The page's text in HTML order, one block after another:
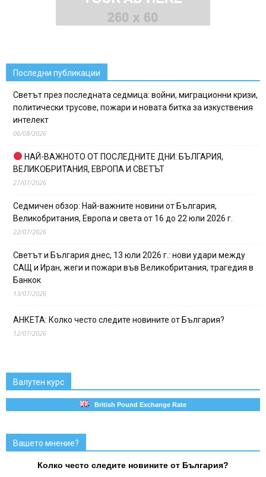
Последни публикации
Светът през последната седмица: войни, миграционни кризи,
политически трусове, пожари и новата битка за изкуствения
интелект
06/08/2026
НАЙ-ВАЖНОТО ОТ ПОСЛЕДНИТЕ ДНИ: БЪЛГАРИЯ,
ВЕЛИКОБРИТАНИЯ, ЕВРОПА И СВЕТЪТ
27/07/2026
Седмичен обзор: Най-важните новини от България,
Великобритания, Европа и света от 16 до 22 юли 2026 г.
22/07/2026
Светът и България днес, 13 юли 2026 г.: нови удари между
САЩ и Иран, жеги и пожари във Великобритания, трагедия в
Банкок
13/07/2026
АНКЕТА: Колко често следите новините от България?
12/07/2026
Валутен курс
British Pound Exchange Rate
Вашето мнение?
Колко често следите новините от България?